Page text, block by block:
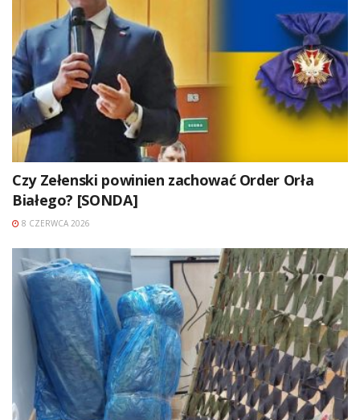
Czy Zełenski powinien zachować Order Orła
Białego? [SONDA]
8 CZERWCA 2026